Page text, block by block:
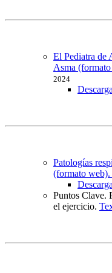
El Pediatra de
Asma
2024
Patologías
(formato web).
Puntos Clave.
el ejercicio.